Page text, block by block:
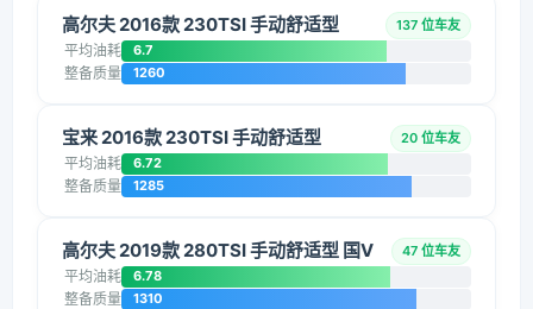
高尔夫 2016款 230TSI 手动舒适型 137 位车友
平均油耗 6.7
整备质量 1260
宝来 2016款 230TSI 手动舒适型 20 位车友
平均油耗 6.72
整备质量 1285
高尔夫 2019款 280TSI 手动舒适型 国V 47 位车友
平均油耗 6.78
整备质量 1310